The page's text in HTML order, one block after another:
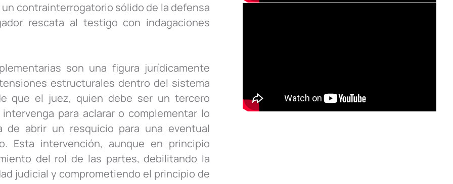
contrainterrogatorio sólido de la defensa
rescata al testigo con indagaciones
son una figura jurídicamente
estructurales dentro del sistema
que el juez, quien debe ser un tercero
para aclarar o complementar lo
abrir un resquicio para una eventual
Esta intervención, aunque en principio
del rol de las partes, debilitando la
judicial y comprometiendo el principio de